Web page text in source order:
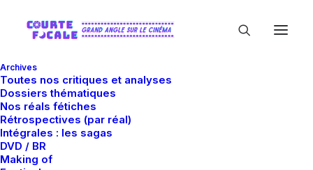
Archives
Toutes nos critiques et analyses
Dossiers thématiques
Nos réals fétiches
Rétrospectives (par réal)
Intégrales : les sagas
DVD / BR
Making of